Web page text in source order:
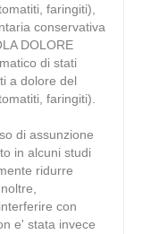
faringiti),
conservativa
DOLORE
di stati
a dolore del
faringiti).
di assunzione
in alcuni studi
ridurre
con
e' stata invece